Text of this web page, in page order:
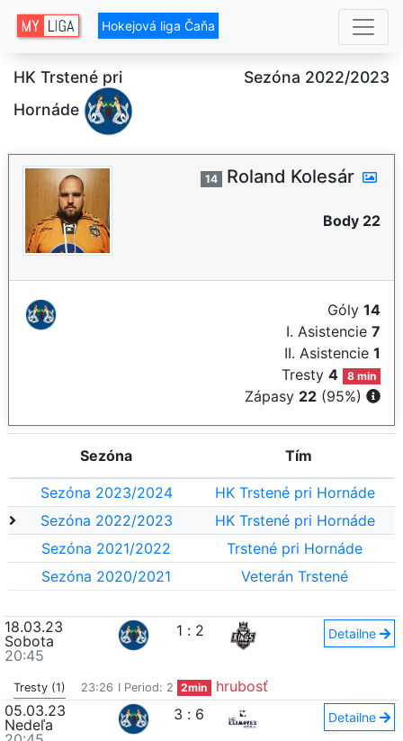
Hokejová liga Čaňa
HK Trstené pri
Hornáde
Sezóna 2022/2023
14 Roland Kolesár
Body 22
Góly 14
I. Asistencie 7
II. Asistencie 1
Tresty4 8 min
Zápasy 22 (95%)
Sezóna Tím
Sezóna 2023/2024
HK Trstené pri Hornáde
Sezóna 2022/2023
HK Trstené pri Hornáde
Sezóna 2021/2022
Trstené pri Hornáde
Sezóna 2020/2021
Veterán Trstené
18.03.23
Sobota
20:45
1 : 2 Detailne
Tresty (1) 23:26 I Period: 2 2min
hrubosť
05.03.23
Nedeľa
3 : 6 Detailne